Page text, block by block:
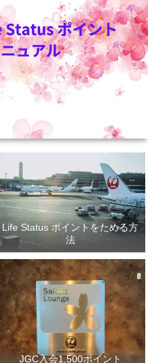
Life Status ポイントをためる方
法
JGC入会1,500ポイント